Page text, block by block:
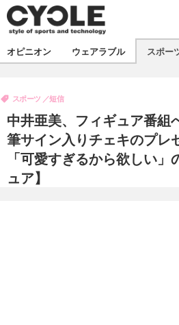
製品/用品
飲食
コラム
ボイス
デバイス
ビジネス
海外
スポーツ
短信
イベント
エンタメ
オピニオン ウェアラブル スポー
中井亜美、フィギュア番
筆サイン入りチェキのプ
「可愛すぎるから欲しい
ュア】
スポーツ 短信